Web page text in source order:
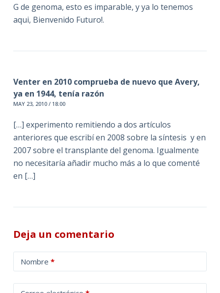
G de genoma, esto es imparable, y ya lo tenemos
aqui, Bienvenido Futuro!.
Venter en 2010 comprueba de nuevo que Avery,
ya en 1944, tenía razón
MAY 23, 2010 / 18:00
[…] experimento remitiendo a dos artículos
anteriores que escribí en 2008 sobre la síntesis y en
2007 sobre el transplante del genoma. Igualmente
no necesitaría añadir mucho más a lo que comenté
en […]
Deja un comentario
Nombre *
l
t